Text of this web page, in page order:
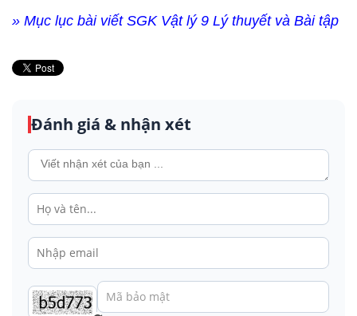
» Mục lục bài viết SGK Vật lý 9 Lý thuyết và Bài tập
Đánh giá & nhận xét